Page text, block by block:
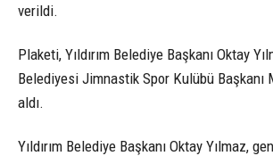
verildi.
Plaketi, Yıldırım Belediye Başkanı Oktay
Belediyesi Jimnastik Spor Kulübü Başkanı
aldı.
Yıldırım Belediye Başkanı Oktay Yılmaz,